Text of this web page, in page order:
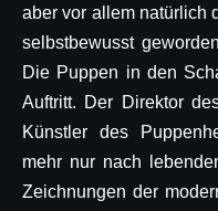
aber vor allem natürlich
selbstbewusst
Die Puppen in den
Auftritt. Der Direktor
Künstler des
mehr nur nach
Zeichnungen der